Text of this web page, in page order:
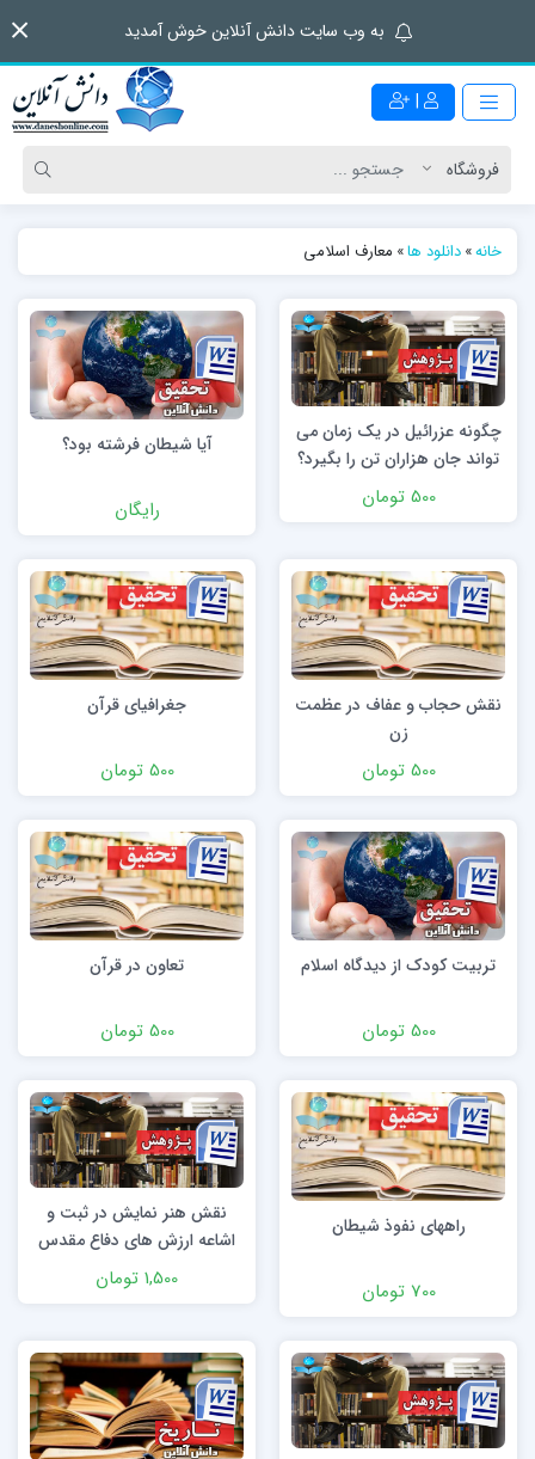
به وب سایت دانش آنلاین خوش آمدید
|
خانه»دانلود ها» معارف اسلامی
چگونه عزرائیل در یک زمان می
‏تواند جان هزاران تن را بگیرد؟
500 تومان
آيا شيطان فرشته بود؟
رایگان
نقش حجاب و عفاف در عظمت
زن
500 تومان
جغرافیای قرآن
500 تومان
تربیت کودک از دیدگاه اسلام
500 تومان
تعاون در قرآن
500 تومان
راههای نفوذ شیطان
700 تومان
نقش هنر نمایش در ثبت و
اشاعه ارزش های دفاع مقدس
1,500 تومان